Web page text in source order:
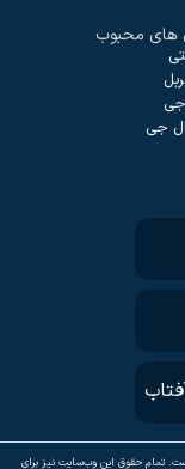
های محبوب
جی
تمام حقوق اين وب‌سايت نیز برای